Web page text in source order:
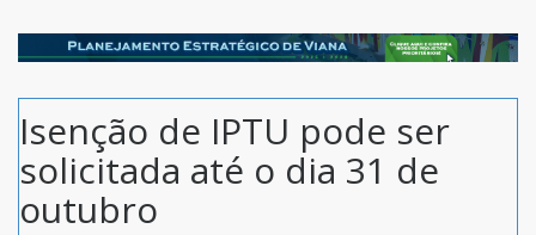
ES
Isenção de IPTU pode ser
solicitada até o dia 31 de
outubro